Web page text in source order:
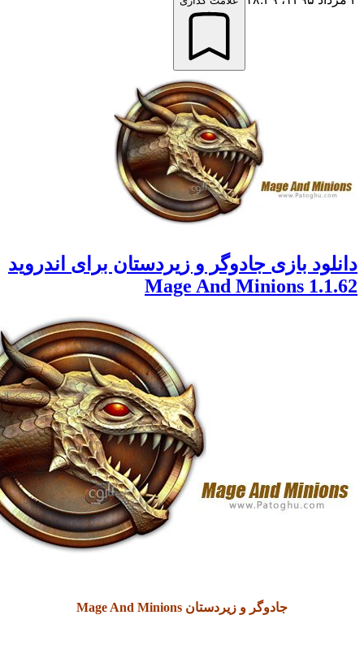
بازی جادوگر و زیردستان برای اندروید
1.1.62
جادوگر و زیردستان Mage And Minions